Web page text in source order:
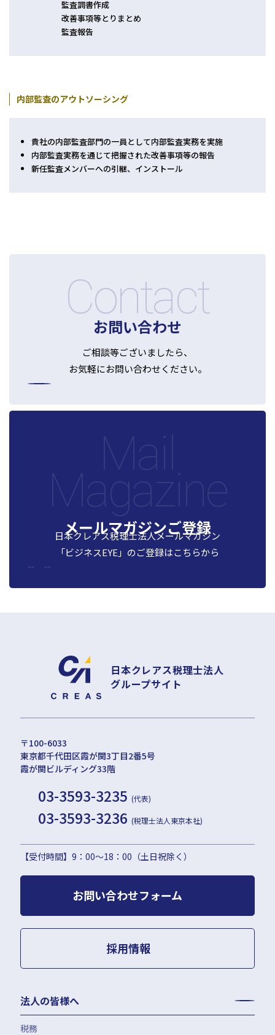
監査調書作成
改善事項等とりまとめ
監査報告
内部監査のアウトソーシング
貴社の内部監査部門の一員として内部監査実務を実施
内部監査実務を通じて把握された改善事項等の報告
新任監査メンバーへの引継、インストール
Contact
お問い合わせ
ご相談等ございましたら、
お気軽にお問い合わせください。
メールマガジンご登録
日本クレアス税理士法人メールマガジン
「ビジネスEYE」のご登録はこちらから
日本クレアス税理士法人
グループサイト
〒100-6033
東京都千代田区霞が関3丁目2番5号
霞が関ビルディング33階
03-3593-3235 (代表)
03-3593-3236 (税理士法人東京本社)
【受付時間】9：00〜18：00（土日祝除く）
お問い合わせフォーム
採用情報
法人の皆様へ
税務